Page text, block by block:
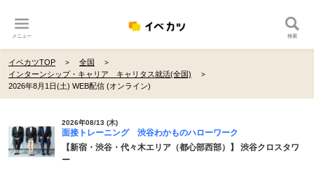
メニュー 検索
イベカツTOP
全国
インターンシップ・キャリア キャリタス就活(全国)
2026年8月1日(土) WEB配信 (オンライン)
2026年08/13 (木)
面接トレーニング 渋谷わかものハローワーク
【新宿・渋谷・代々木エリア（都心部西部）】 渋谷クロスタワ
ー